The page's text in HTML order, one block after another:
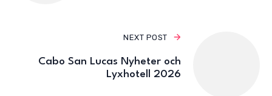
NEXT POST
Cabo San Lucas Nyheter och
Lyxhotell 2026